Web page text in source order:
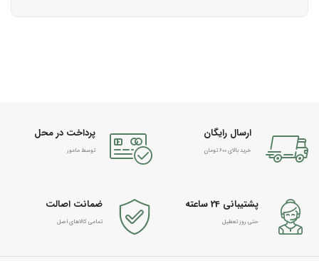
ارسال رایگان
خرید بالای 600 تومان
پرداخت در محل
توسط مامور
پشتیبانی 24 ساعته
حتی روز تعطیل
ضمانت اصالت
تمامی کالاهای اصل